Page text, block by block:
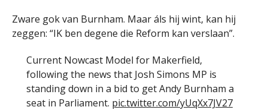
Zware gok van Burnham. Maar áls hij wint, kan hij
zeggen: “IK ben degene die Reform kan verslaan”.
Current Nowcast Model for Makerfield,
following the news that Josh Simons MP is
standing down in a bid to get Andy Burnham a
seat in Parliament. pic.twitter.com/yUqXx7JV27